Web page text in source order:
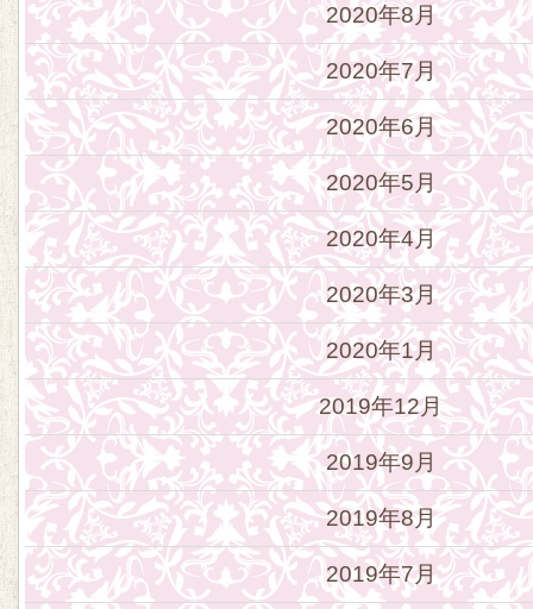
2020年8月
2020年7月
2020年6月
2020年5月
2020年4月
2020年3月
2020年1月
2019年12月
2019年9月
2019年8月
2019年7月